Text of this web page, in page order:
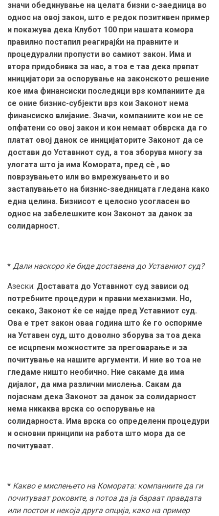
значи обединување на целата бизни c-заедница во
однос на овој закон, што е редок позитивен пример
и покажува дека Клубот 100 при нашата комора
правилно постапил реагирајќи на правните и
процедурални пропусти во самиот закон. Има и
втора придобивка за нас, а тоа е таа дека првпат
иницијатори за оспорување на законското решение
кое има финансиски последици врз компаниите да
се оние бизнис-субјекти врз кои Законот нема
финансиско влијание. Значи, компаниите кои не се
опфатени со овој закон и кои немаат обврска да го
платат овој данок се иницијаторите Законот да се
достави до Уставниот суд, а тоа зборува многу за
улогата што ја има Комората, пред сѐ , во
поврзувањето или во вмрежувањето и во
застапувањето на бизнис-заедницата гледана како
една целина. Бизнисот е целосно усогласен во
однос на забелешките кон Законот за данок за
солидарност.
* Дали наскоро ќе биде доставена до Уставниот суд?
Азески: Доставата до Уставниот суд зависи од
потребните процедури и правни механизми. Но,
секако, Законот ќе се најде пред Уставниот суд.
Ова е трет закон оваа година што ќе го оспориме
на Уставен суд, што доволно зборува за тоа дека
се исцрпени можностите за преговарање и за
почитување на нашите аргументи. И ние во тоа не
гледаме ништо необично. Ние сакаме да има
дијалог, да има различни мислења. Сакам да
појаснам дека Законот за данок за солидарност
нема никаква врска со оспорување на
солидарноста. Има врска со определени процедури
и основни принципи на работа што мора да се
почитуваат.
* Какво е мислењето на Комората: компаниите да ги
почитуваат роковите, а потоа да ја бараат правдата
или постои и некоја друга опција, како на пример